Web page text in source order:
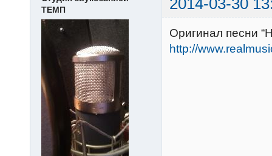
ТЕМП
Оригинал песни
http://